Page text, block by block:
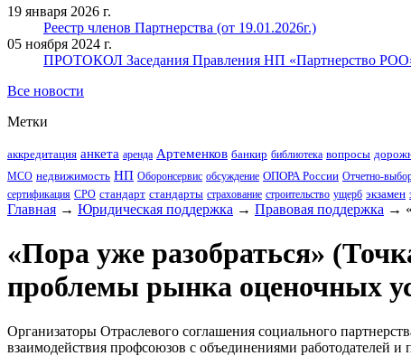
19 января 2026 г.
Реестр членов Партнерства (от 19.01.2026г.)
05 ноября 2024 г.
ПРОТОКОЛ Заседания Правления НП «Партнерство РОО»
Все новости
Метки
аккредитация анкета аренда Артеменков банкир библиотека вопросы
МСО недвижимость НП Оборонсервис обсуждение ОПОРА России Отчетно-
сертификация СРО стандарт стандарты страхование строительство ущерб экзамен
Главная → Юридическая поддержка → Правовая поддержка →
«Пора уже разобраться»
проблемы рынка оценочных
Организаторы Отраслевого соглашения социального
взаимодействия профсоюзов с объединениями работодателей